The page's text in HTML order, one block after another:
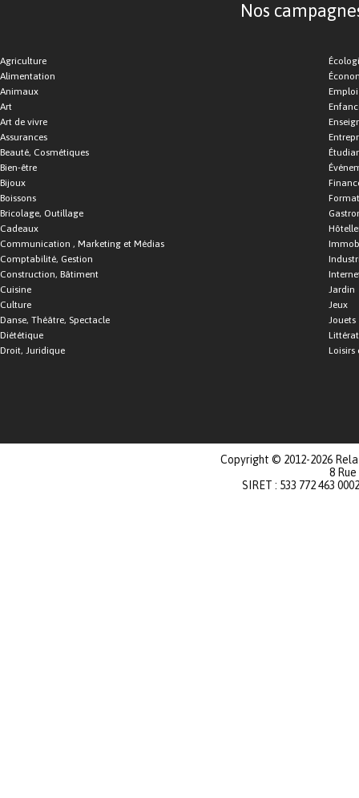
Nos
Agriculture
Alimentation
Animaux
Art
Art de vivre
Assurances
Beauté, Cosmétiques
Bien-être
Bijoux
Boissons
Bricolage, Outillage
Cadeaux
Communication , Marketing et Médias
Comptabilité, Gestion
Construction, Bâtiment
Cuisine
Culture
Danse, Théâtre, Spectacle
Diététique
Droit, Juridique
Emploi
Jardin
Jeux
Jouets
Loisirs
Copyright © 2012-2026
8
SIRET : 533 772 463